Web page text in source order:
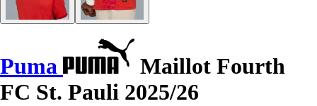
Puma
Maillot Fourth
FC St. Pauli 2025/26